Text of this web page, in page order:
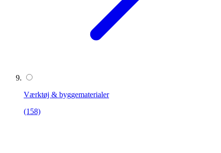
Værktøj & byggematerialer
(158)